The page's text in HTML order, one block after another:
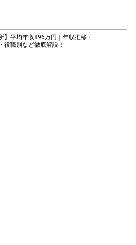
】平均年収896万円｜年収推移・
役職別など徹底解説！